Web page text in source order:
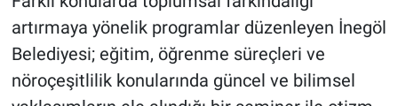
artırmaya yönelik programlar düzenleyen İnegöl
Belediyesi; eğitim, öğrenme süreçleri ve
nöroçeşitlilik konularında güncel ve bilimsel